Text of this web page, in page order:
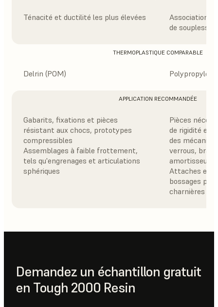
Ténacité et ductilité les plus élevées
Association
de souplesse
THERMOPLASTIQUE COMPARABLE
Delrin (POM) Polypropylène
APPLICATION RECOMMANDÉE
Gabarits, fixations et pièces
résistant aux chocs, prototypes
compressibles
Assemblages à faible frottement,
tels qu'engrenages et articulations
sphériques
Pièces
de rigidité et
des
verrous, bras
amortisseurs
Attaches et
bossages
charnières
Demandez un échantillon gratuit
en Tough 2000 Resin